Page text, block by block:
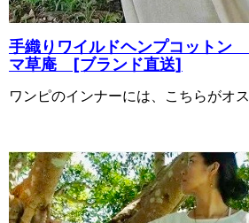
手織りワイルドヘンプコットン
マ草庵 [ブランド直送]
ワンピのインナーには、こちらがオス